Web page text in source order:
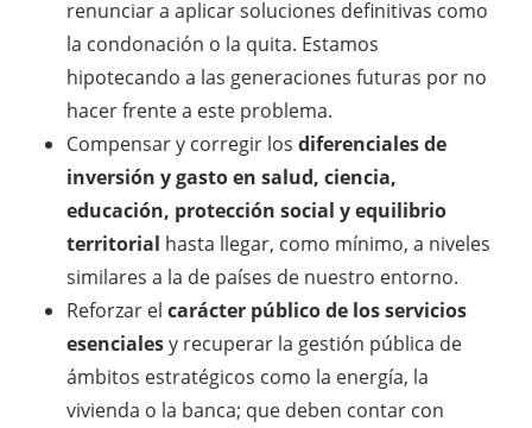
renunciar a aplicar soluciones definitivas como
la condonación o la quita. Estamos
hipotecando a las generaciones futuras por no
hacer frente a este problema.
Compensar y corregir los diferenciales de
inversión y gasto en salud, ciencia,
educación, protección social y equilibrio
territorial hasta llegar, como mínimo, a niveles
similares a la de países de nuestro entorno.
Reforzar el carácter público de los servicios
esencialesy recuperar la gestión pública de
ámbitos estratégicos como la energía, la
vivienda o la banca; que deben contar con